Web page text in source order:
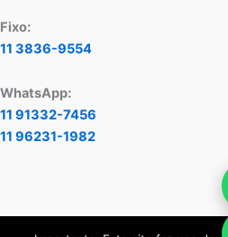
Fixo:
11 3836-9554
WhatsApp:
11 91332-7456
11 96231-1982